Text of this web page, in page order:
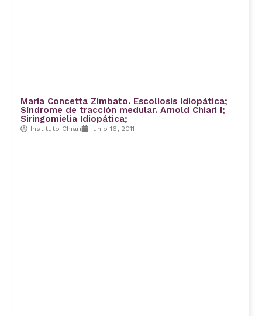
Maria Concetta Zimbato. Escoliosis Idiopática;
Síndrome de tracción medular. Arnold Chiari I;
Siringomielia Idiopática;
Instituto Chiari junio 16, 2011